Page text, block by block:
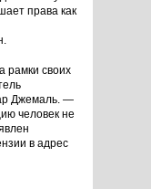
права как
рамки своих
Джемаль. —
человек не
в адрес